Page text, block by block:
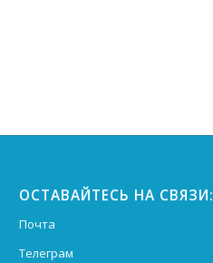
ОСТАВАЙТЕСЬ НА СВЯЗИ:
Почта
Телеграм